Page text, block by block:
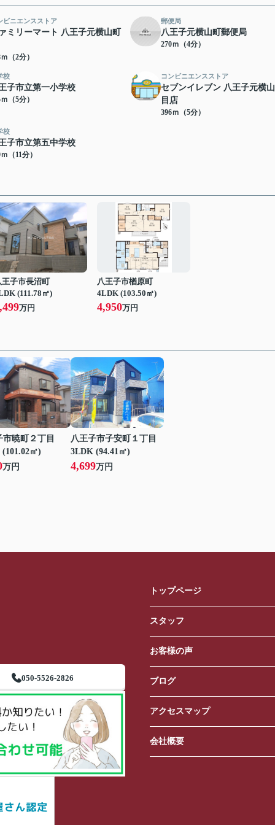
ビニエンスストア
ミリーマート 八王子元横山町
（2分）
郵便局
八王子元横山町郵便局
270ｍ（4分）
校
子市立第一小学校
（5分）
コンビニエンスストア
セブンイレブン 八王子元横
目店
396ｍ（5分）
校
子市立第五中学校
（11分）
王子市長沼町
(111.78㎡)
万円
八王子市楢原町
4LDK (103.50㎡)
4,950万円
市暁町２丁目
㎡)
万円
八王子市子安町１丁目
3LDK (94.41㎡)
4,699万円
050-5526-2826
トップページ
スタッフ
お客様の声
ブログ
アクセスマップ
会社概要